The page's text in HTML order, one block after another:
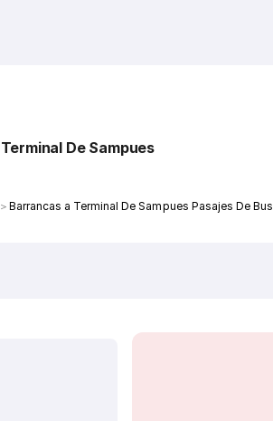
Terminal De Sampues
＞Barrancas a Terminal De Sampues Pasajes De Bus